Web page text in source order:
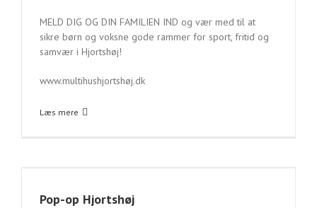
MELD DIG OG DIN FAMILIEN IND og vær med til at
sikre børn og voksne gode rammer for sport, fritid og
samvær i Hjortshøj!
www.multihushjortshøj.dk
Læs mere
Pop-op Hjortshøj